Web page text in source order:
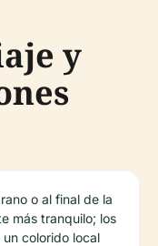
y
o al final de la
más tranquilo; los
colorido local